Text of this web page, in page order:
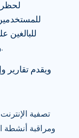
لحظر
للبالغين
ووسائل التواصل الاجتماعي.
ويقدم تقارير
ومراقبة أنشطة